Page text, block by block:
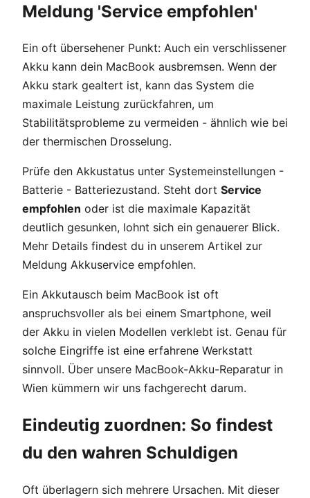
Meldung 'Service empfohlen'
Ein oft übersehener Punkt: Auch ein verschlissener
Akku kann dein MacBook ausbremsen. Wenn der
Akku stark gealtert ist, kann das System die
maximale Leistung zurückfahren, um
Stabilitätsprobleme zu vermeiden - ähnlich wie bei
der thermischen Drosselung.
Prüfe den Akkustatus unter Systemeinstellungen -
Batterie - Batteriezustand. Steht dort Service
empfohlen oder ist die maximale Kapazität
deutlich gesunken, lohnt sich ein genauerer Blick.
Mehr Details findest du in unserem Artikel zur
Meldung Akkuservice empfohlen.
Ein Akkutausch beim MacBook ist oft
anspruchsvoller als bei einem Smartphone, weil
der Akku in vielen Modellen verklebt ist. Genau für
solche Eingriffe ist eine erfahrene Werkstatt
sinnvoll. Über unsere MacBook-Akku-Reparatur in
Wien kümmern wir uns fachgerecht darum.
Eindeutig zuordnen: So findest
du den wahren Schuldigen
Oft überlagern sich mehrere Ursachen. Mit dieser